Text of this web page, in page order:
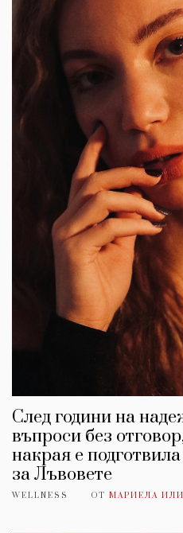
След години на
въпроси без
накрая е
за Лъвовете
WELLNESS ОТ МАРИЕЛА